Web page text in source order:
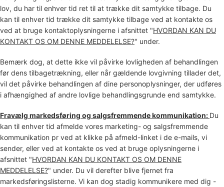
lov, du har til enhver tid ret til at trække dit samtykke tilbage. Du
kan til enhver tid trække dit samtykke tilbage ved at kontakte os
ved at bruge kontaktoplysningerne i afsnittet "HVORDAN KAN DU
KONTAKT OS OM DENNE MEDDELELSE?" under.
Bemærk dog, at dette ikke vil påvirke lovligheden af behandlingen
før dens tilbagetrækning, eller når gældende lovgivning tillader det,
vil det påvirke behandlingen af dine personoplysninger, der udføres
i afhængighed af andre lovlige behandlingsgrunde end samtykke.
Fravælg markedsføring og salgsfremmende kommunikation: Du
kan til enhver tid afmelde vores marketing- og salgsfremmende
kommunikation pr ved at klikke på afmeld-linket i de e-mails, vi
sender, eller ved at kontakte os ved at bruge oplysningerne i
afsnittet "HVORDAN KAN DU KONTAKT OS OM DENNE
MEDDELELSE?" under. Du vil derefter blive fjernet fra
markedsføringslisterne. Vi kan dog stadig kommunikere med dig -